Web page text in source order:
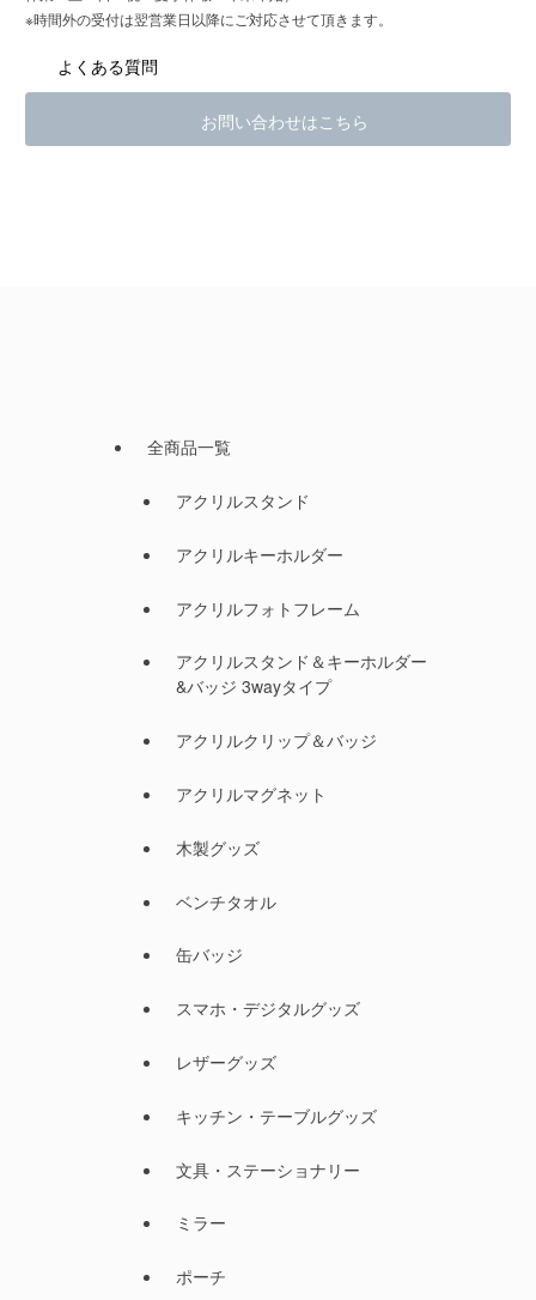
※時間外の受付は翌営業日以降にご対応させて頂きます。
よくある質問
お問い合わせはこちら
全商品一覧
アクリルスタンド
アクリルキーホルダー
アクリルフォトフレーム
アクリルスタンド＆キーホルダー
&バッジ 3wayタイプ
アクリルクリップ＆バッジ
アクリルマグネット
木製グッズ
ベンチタオル
缶バッジ
スマホ・デジタルグッズ
レザーグッズ
キッチン・テーブルグッズ
文具・ステーショナリー
ミラー
ポーチ